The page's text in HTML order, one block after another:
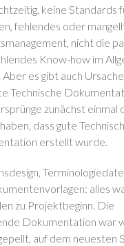
keine Standards
fehlendes oder
nicht die
Know-how im
Aber es gibt auch
Technische
zunächst einmal
dass gute
erstellt wurde.
alles
zu Projektbeginn. Die
Dokumentation war
auf dem neuesten